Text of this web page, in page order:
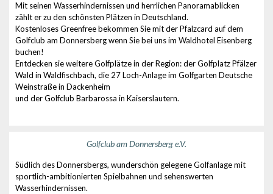
Mit seinen Wasserhindernissen und herrlichen Panoramablicken
zählt er zu den schönsten Plätzen in Deutschland.
Kostenloses Greenfree bekommen Sie mit der Pfalzcard auf dem
Golfclub am Donnersberg wenn Sie bei uns im Waldhotel Eisenberg
buchen!
Entdecken sie weitere Golfplätze in der Region: der Golfplatz Pfälzer
Wald in Waldfischbach, die 27 Loch-Anlage im Golfgarten Deutsche
Weinstraße in Dackenheim
und der Golfclub Barbarossa in Kaiserslautern.
Golfclub am Donnersberg e.V.
Südlich des Donnersbergs, wunderschön gelegene Golfanlage mit
sportlich-ambitionierten Spielbahnen und sehenswerten
Wasserhindernissen.